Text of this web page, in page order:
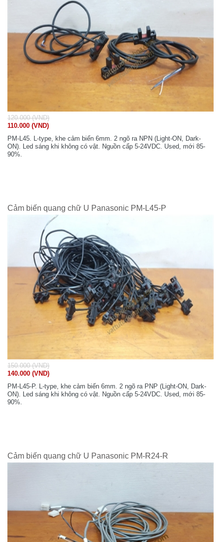
120.000 (VND)
110.000 (VND)
PM-L45. L-type, khe cảm biến 6mm. 2 ngõ ra NPN (Light-ON, Dark-
ON). Led sáng khi không có vật. Nguồn cấp 5-24VDC. Used, mới 85-
90%.
Cảm biến quang chữ U Panasonic PM-L45-P
150.000 (VND)
140.000 (VND)
PM-L45-P. L-type, khe cảm biến 6mm. 2 ngõ ra PNP (Light-ON, Dark-
ON). Led sáng khi không có vật. Nguồn cấp 5-24VDC. Used, mới 85-
90%.
Cảm biến quang chữ U Panasonic PM-R24-R